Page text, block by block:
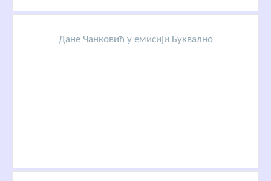
Дане Чанковић у емисији Буквално